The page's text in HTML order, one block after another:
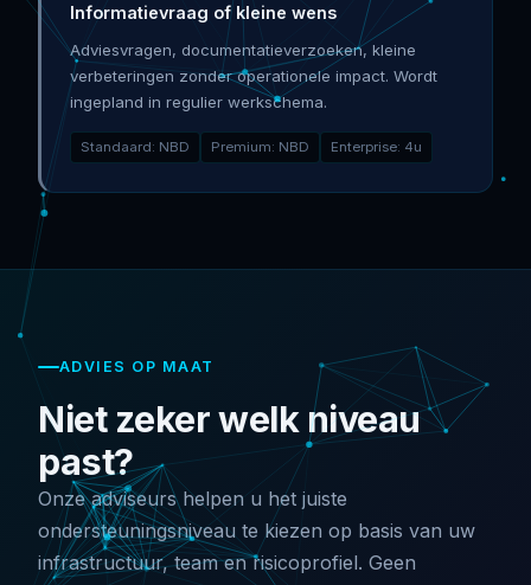
Informatievraag of kleine wens
Adviesvragen, documentatieverzoeken, kleine
verbeteringen zonder operationele impact. Wordt
ingepland in regulier werkschema.
Standaard: NBD Premium: NBD Enterprise: 4u
ADVIES OP MAAT
Niet zeker welk niveau
past?
Onze adviseurs helpen u het juiste
ondersteuningsniveau te kiezen op basis van uw
infrastructuur, team en risicoprofiel. Geen